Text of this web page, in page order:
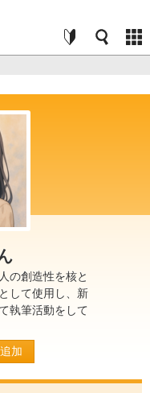
の創造性を核と
して使用し、新
執筆活動をして
加